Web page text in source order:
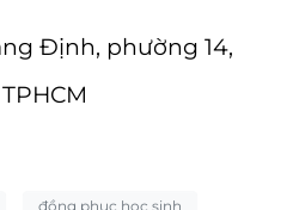
Định, phường 14,
đồng phục học sinh